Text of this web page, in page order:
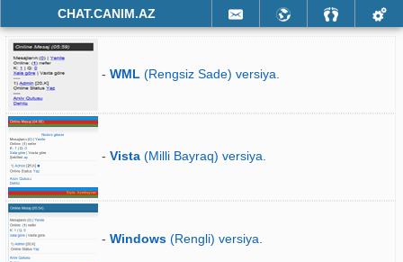
CHAT.CANIM.AZ
- WML (Rengsiz Sade) versiya.
- Vista (Milli Bayraq) versiya.
- Windows (Rengli) versiya.